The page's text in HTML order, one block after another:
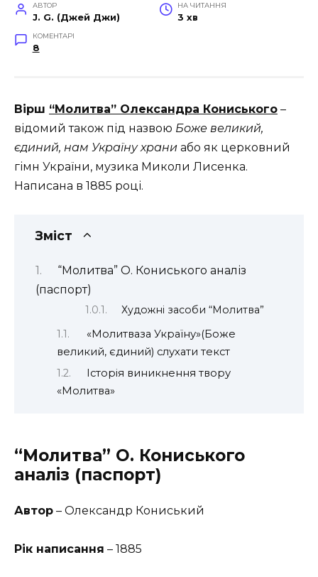
АВТОР
J. G. (Джей Джи)
НА ЧИТАННЯ
3 хв
КОМЕНТАРІ
8
Вірш “Молитва” Олександра Кониського –
відомий також під назвою Боже великий,
єдиний, нам Україну храни або як церковний
гімн України, музика Миколи Лисенка.
Написана в 1885 році.
Зміст
“Молитва” О. Кониського аналіз
(паспорт)
Художні засоби “Молитва”
«Молитваза Україну»(Боже
великий, єдиний) слухати текст
Історія виникнення твору
«Молитва»
“Молитва” О. Кониського
аналіз (паспорт)
Автор – Олександр Кониський
Рік написання – 1885